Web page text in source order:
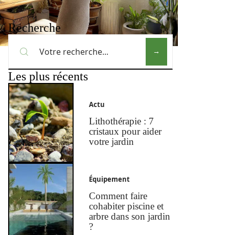
Recherche
Les plus récents
Actu
Lithothérapie : 7
cristaux pour aider
votre jardin
Équipement
Comment faire
cohabiter piscine et
arbre dans son jardin
?